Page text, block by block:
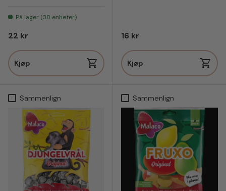
På lager (38 enheter)
Vanlig pris
22 kr
Kjøp
Vanlig pris
16 kr
Kjøp
Sammenlign Sammenlign